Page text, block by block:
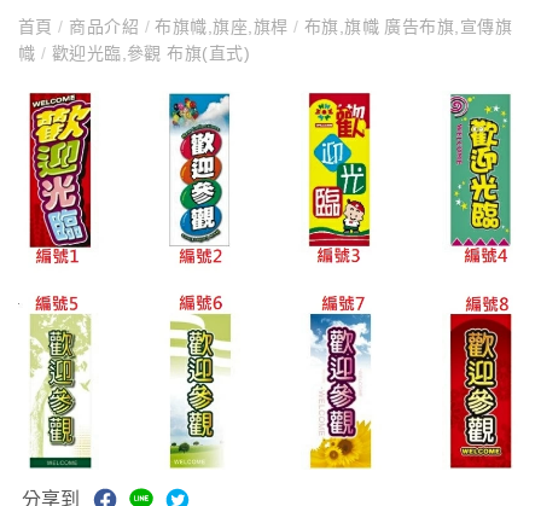
首頁/ 商品介紹 /布旗幟,旗座,旗桿 / 布旗,旗幟 廣告布旗,宣傳旗
幟 / 歡迎光臨,參觀 布旗(直式)
分享到